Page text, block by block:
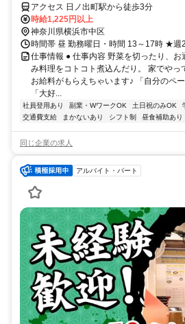
アクセス 日ノ出町駅から徒歩3分
時給1,225円以上
神奈川県横浜市中区
時間帯 昼 勤務曜日・時間 13～17時 ★週
仕事情報 ● 仕事内容 野菜を切ったり、
み料理をコトコト煮込んだり。 家でやっ
お給料がもらえちゃいます♪ 「自分のペ
「大好...
社員登用あり 副業・WワークOK 土日祝のみOK
交通費支給
まかないあり シフト制 昼食補助あり
同じ企業の求人
アルバイト・パート